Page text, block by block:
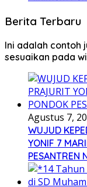
Berita Terbaru
Ini adalah contoh
sesuaikan pada
Agustus 7,
WUJUD
YONIF 7
PESANTREN